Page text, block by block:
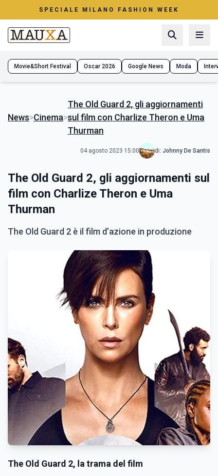
SPECIALE MILANO FASHION WEEK
Movie&Short Festival Oscar 2026 Google News Moda
News>Cinema>
The Old Guard 2, gli aggiornamenti
sul film con Charlize Theron e Uma
Thurman
04 agosto 2023 15:00 di: Johnny De Santis
The Old Guard 2, gli aggiornamenti sul
film con Charlize Theron e Uma
Thurman
The Old Guard 2 è il film d’azione in produzione
The Old Guard 2, la trama del film